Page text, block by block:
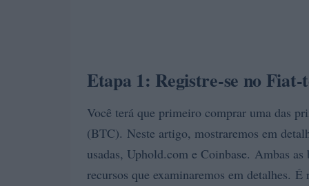
Etapa 1: Registre-se no
Você terá que primeiro comprar uma das
(BTC). Neste artigo, mostraremos em
usadas, Uphold.com e Coinbase. Ambas
recursos que examinaremos em detalhes.